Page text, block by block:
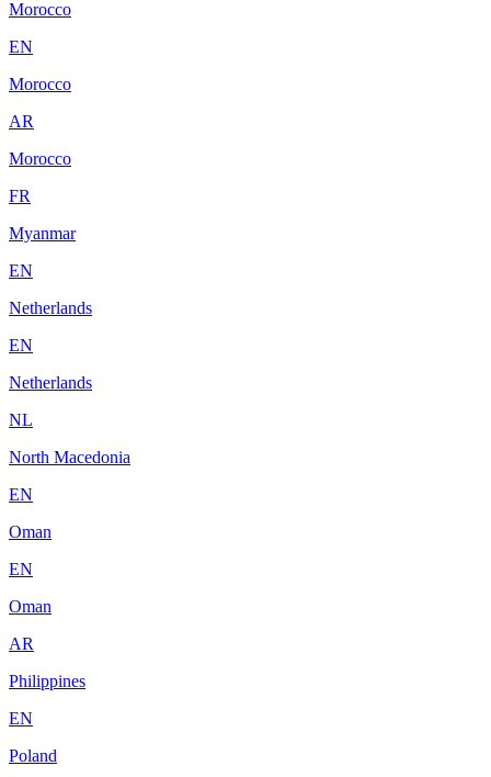
Morocco
EN
Morocco
AR
Morocco
FR
Myanmar
EN
Netherlands
EN
Netherlands
NL
North Macedonia
EN
Oman
EN
Oman
AR
Philippines
EN
Poland